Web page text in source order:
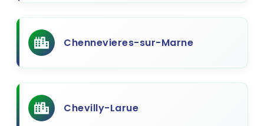
Chennevieres-sur-Marne
Chevilly-Larue